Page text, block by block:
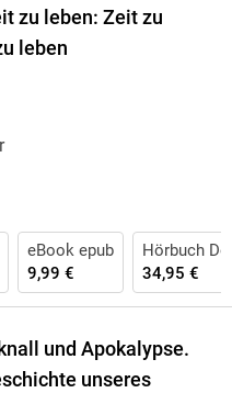
zu leben: Zeit zu
leben
eBook epub
9,99 €
Hörbuch
34,95 €
und Apokalypse.
unseres